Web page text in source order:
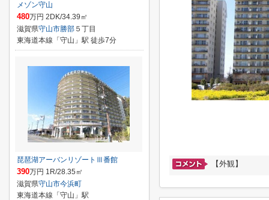
【外観】
メゾン守山
480万円 2DK/34.39㎡
滋賀県守山市勝部 ５丁目
東海道本線「守山」駅 徒歩7分
琵琶湖アーバンリゾートⅢ番館
390万円 1R/28.35㎡
滋賀県守山市今浜町
東海道本線「守山」駅